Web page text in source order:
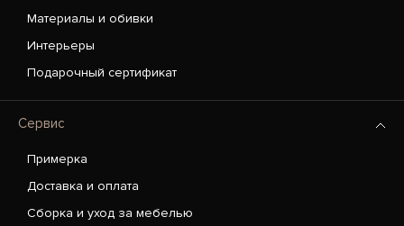
Материалы и обивки
Интерьеры
Подарочный сертификат
Сервис
Примерка
Доставка и оплата
Сборка и уход за мебелью